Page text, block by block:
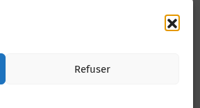
Refuser